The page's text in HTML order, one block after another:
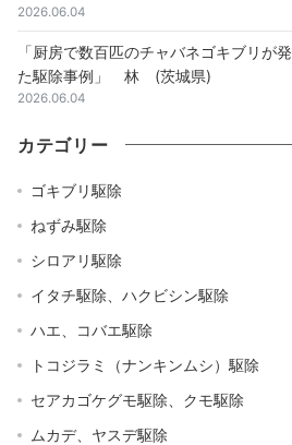
2026.06.04
「厨房で数百匹のチャバネゴキブリが
た駆除事例」 林 (茨城県)
2026.06.04
カテゴリー
ゴキブリ駆除
ねずみ駆除
シロアリ駆除
イタチ駆除、ハクビシン駆除
ハエ、コバエ駆除
トコジラミ（ナンキンムシ）駆除
セアカゴケグモ駆除、クモ駆除
ムカデ、ヤスデ駆除